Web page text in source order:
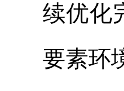
续优化
要素环